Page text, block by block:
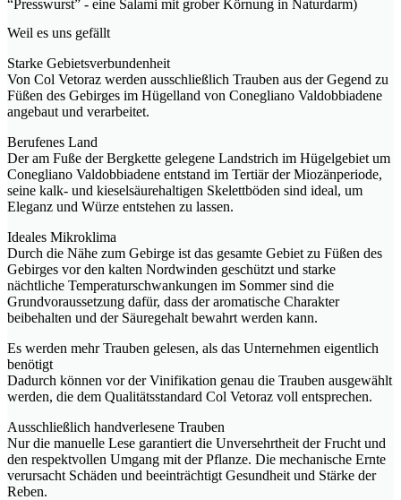
“Presswurst” - eine Salami mit grober Körnung in Naturdarm)
Weil es uns gefällt
Starke Gebietsverbundenheit
Von Col Vetoraz werden ausschließlich Trauben aus der Gegend zu
Füßen des Gebirges im Hügelland von Conegliano Valdobbiadene
angebaut und verarbeitet.
Berufenes Land
Der am Fuße der Bergkette gelegene Landstrich im Hügelgebiet um
Conegliano Valdobbiadene entstand im Tertiär der Miozänperiode,
seine kalk- und kieselsäurehaltigen Skelettböden sind ideal, um
Eleganz und Würze entstehen zu lassen.
Ideales Mikroklima
Durch die Nähe zum Gebirge ist das gesamte Gebiet zu Füßen des
Gebirges vor den kalten Nordwinden geschützt und starke
nächtliche Temperaturschwankungen im Sommer sind die
Grundvoraussetzung dafür, dass der aromatische Charakter
beibehalten und der Säuregehalt bewahrt werden kann.
Es werden mehr Trauben gelesen, als das Unternehmen eigentlich
benötigt
Dadurch können vor der Vinifikation genau die Trauben ausgewählt
werden, die dem Qualitätsstandard Col Vetoraz voll entsprechen.
Ausschließlich handverlesene Trauben
Nur die manuelle Lese garantiert die Unversehrtheit der Frucht und
den respektvollen Umgang mit der Pflanze. Die mechanische Ernte
verursacht Schäden und beeinträchtigt Gesundheit und Stärke der
Reben.